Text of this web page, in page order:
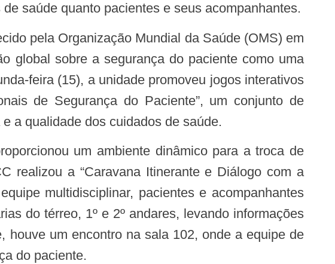
saúde quanto pacientes e seus acompanhantes.
global sobre a segurança do paciente como uma
feira (15), a unidade promoveu jogos interativos
de Segurança do Paciente”, um conjunto de
a qualidade dos cuidados de saúde.
realizou a “Caravana Itinerante e Diálogo com a
multidisciplinar, pacientes e acompanhantes
do térreo, 1º e 2º andares, levando informações
houve um encontro na sala 102, onde a equipe de
do paciente.